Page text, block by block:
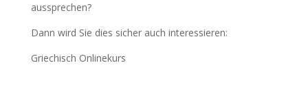
aussprechen?
Dann wird Sie dies sicher auch interessieren:
Griechisch Onlinekurs